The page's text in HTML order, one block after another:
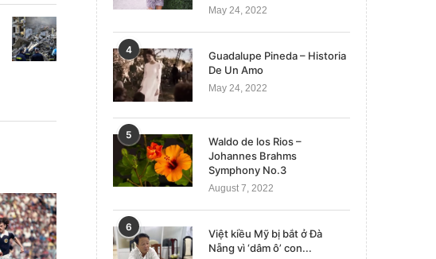
May 24, 2022
4
Guadalupe Pineda – Historia
De Un Amo
May 24, 2022
5
Waldo de los Rios –
Johannes Brahms
Symphony No.3
August 7, 2022
6
Việt kiều Mỹ bị bắt ở Đà
Nẵng vì ‘dâm ô’ con...